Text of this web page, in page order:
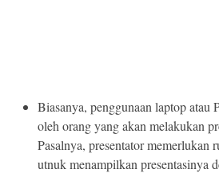
Biasanya, penggunaan laptop atau
oleh orang yang akan melakukan
Pasalnya, presentator memerlukan
utnuk menampilkan presentasinya